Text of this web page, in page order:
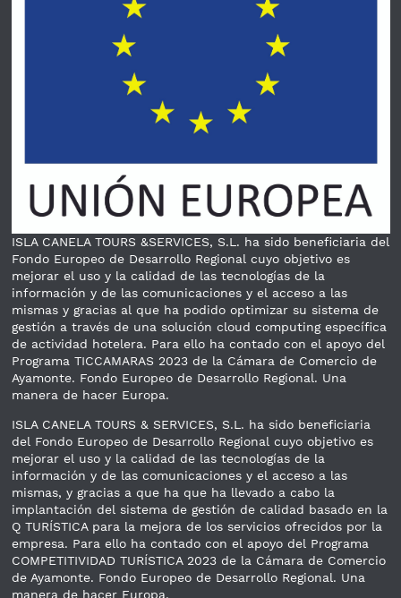
ISLA CANELA TOURS &SERVICES, S.L. ha sido beneficiaria del
Fondo Europeo de Desarrollo Regional cuyo objetivo es
mejorar el uso y la calidad de las tecnologías de la
información y de las comunicaciones y el acceso a las
mismas y gracias al que ha podido optimizar su sistema de
gestión a través de una solución cloud computing específica
de actividad hotelera. Para ello ha contado con el apoyo del
Programa TICCAMARAS 2023 de la Cámara de Comercio de
Ayamonte. Fondo Europeo de Desarrollo Regional. Una
manera de hacer Europa.
ISLA CANELA TOURS & SERVICES, S.L. ha sido beneficiaria
del Fondo Europeo de Desarrollo Regional cuyo objetivo es
mejorar el uso y la calidad de las tecnologías de la
información y de las comunicaciones y el acceso a las
mismas, y gracias a que ha que ha llevado a cabo la
implantación del sistema de gestión de calidad basado en la
Q TURÍSTICA para la mejora de los servicios ofrecidos por la
empresa. Para ello ha contado con el apoyo del Programa
COMPETITIVIDAD TURÍSTICA 2023 de la Cámara de Comercio
de Ayamonte. Fondo Europeo de Desarrollo Regional. Una
manera de hacer Europa.